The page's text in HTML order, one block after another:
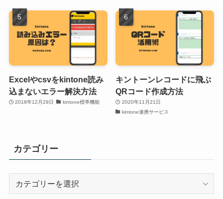
Excelやcsvをkintone読み
込まないエラー解決方法
2018年12月29日 kintone標準機能
キントーンレコードに飛ぶ
QRコード作成方法
2020年11月21日
kintone連携サービス
カテゴリー